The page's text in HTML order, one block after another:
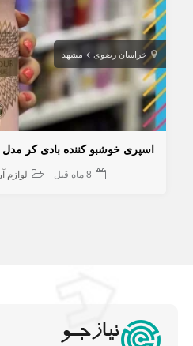
خراسان رضوی مشهد
اسپری خوشبو کننده بادی کر مدل
8 ماه قبل لوازم